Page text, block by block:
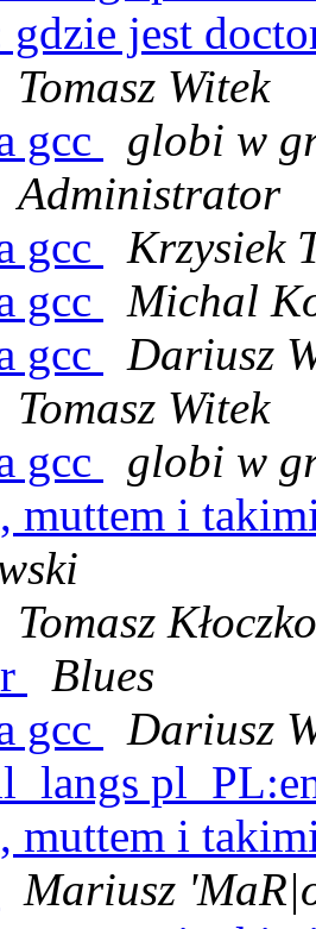
gdzie jest
Tomasz Witek
gcc
globi w
Administrator
gcc
Krzysiek
gcc
Michal
gcc
Dariusz
Tomasz Witek
gcc
globi w
muttem i
Tomasz Kłoczko
Blues
gcc
Dariusz
muttem i
Mariusz